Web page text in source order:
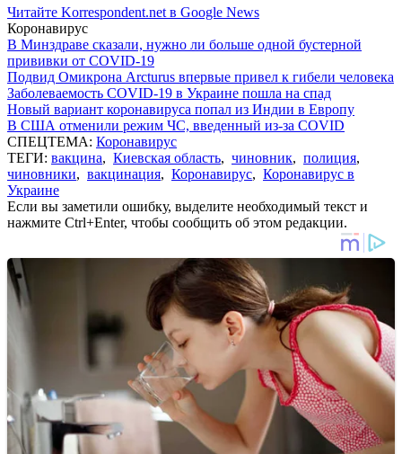
Читайте Korrespondent.net в Google News
Коронавирус
В Минздраве сказали, нужно ли больше одной бустерной
прививки от COVID-19
Подвид Омикрона Arcturus впервые привел к гибели человека
Заболеваемость COVID-19 в Украине пошла на спад
Новый вариант коронавируса попал из Индии в Европу
В США отменили режим ЧС, введенный из-за COVID
СПЕЦТЕМА: Коронавирус
ТЕГИ: вакцина, Киевская область, чиновник, полиция,
чиновники, вакцинация, Коронавирус, Коронавирус в
Украине
Если вы заметили ошибку, выделите необходимый текст и
нажмите Ctrl+Enter, чтобы сообщить об этом редакции.